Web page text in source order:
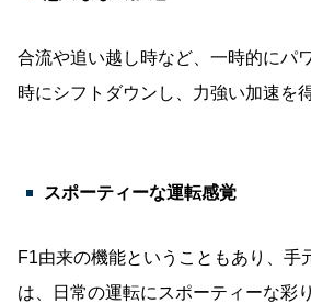
合流や追い越し時など、一時的にパ
時にシフトダウンし、力強い加速を
スポーティーな運転感覚
F1由来の機能ということもあり、手
は、日常の運転にスポーティーな彩